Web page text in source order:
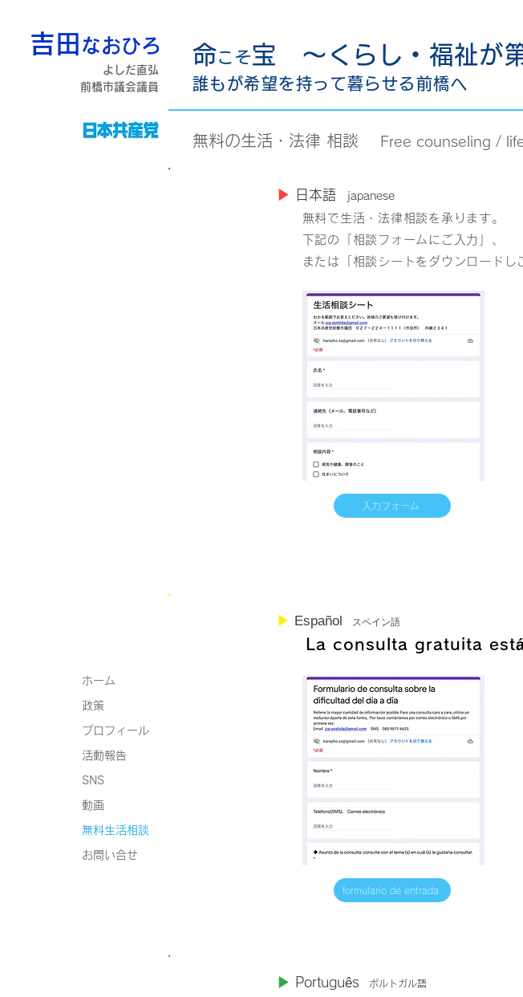
吉田 なおひろ
よしだ直弘
前橋市議会議員
ホーム
政策
プロフィール
活動報告
SNS
動画
無料生活相談
お問い合せ
無料の​生活・法律 相談 Free counseling /
​▶︎ 日本語 japanese
無料で生活・法律相談を承ります。
下記の「相談フォームにご入力」、
または「相談シートをダウンロードし
入力フォーム
▶︎ Español スペイン語
La consulta gratuita
formulario de entrada
▶︎ Português ポルトガル語
命こそ宝 〜くらし・福祉が
誰もが希望を持って暮らせる前橋へ